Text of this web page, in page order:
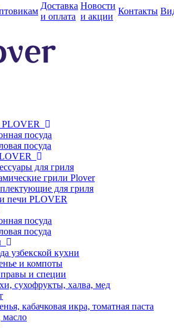
Доставка
и оплата
Новости
и акции
Контакты
посуда
посуда
для гриля
грили Plover
для гриля
печи PLOVER
посуда
посуда
узбекской кухни
и компоты
и специи
сухофрукты, халва, мед
кабачковая икра, томатная паста
масло